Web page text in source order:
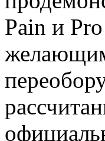
Pain и